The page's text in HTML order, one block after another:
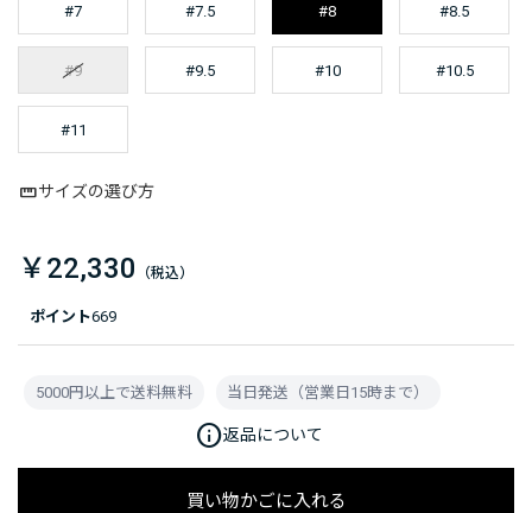
ポイント669
#7 #7.5 #8 #8.5
#9 #9.5 #10 #10.5
#11
サイズの選び方
￥22,330
買い物かごに入れる
5000円以上で送料無料 当日発送（営業日15時まで）
info返品について